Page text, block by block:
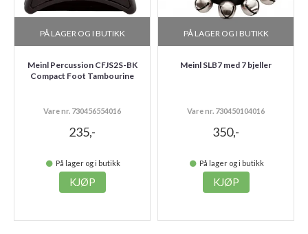
PÅ LAGER OG I BUTIKK
Meinl Percussion CFJS2S-BK
Compact Foot Tambourine
Vare nr. 730456554016
235,-
På lager og i butikk
KJØP
PÅ LAGER OG I BUTIKK
Meinl SLB7 med 7 bjeller
Vare nr. 730450104016
350,-
På lager og i butikk
KJØP